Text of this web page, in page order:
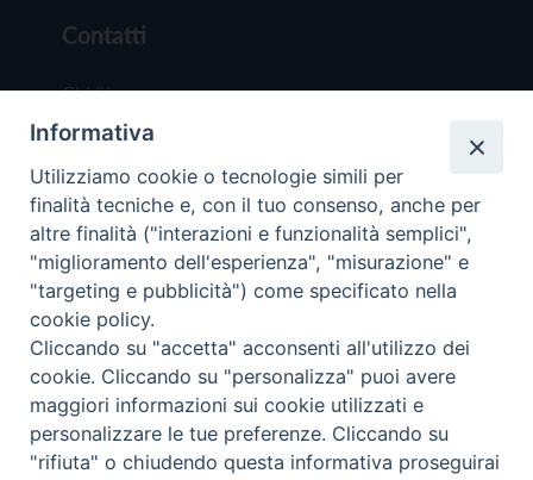
Contatti
Chi Siamo
Redazione
Scrivici
Copyright © 2019 - Tutti i diritti riservati - Vita
Trentina Editrice
Privacy Policy
Torna
Informativa
Utilizziamo cookie o tecnologie simili per
finalità tecniche e, con il tuo consenso, anche per
altre finalità ("interazioni e funzionalità semplici",
"miglioramento dell'esperienza", "misurazione" e
"targeting e pubblicità") come specificato nella
cookie policy.
Cliccando su "accetta" acconsenti all'utilizzo dei
cookie. Cliccando su "personalizza" puoi avere
maggiori informazioni sui cookie utilizzati e
personalizzare le tue preferenze. Cliccando su
"rifiuta" o chiudendo questa informativa proseguirai